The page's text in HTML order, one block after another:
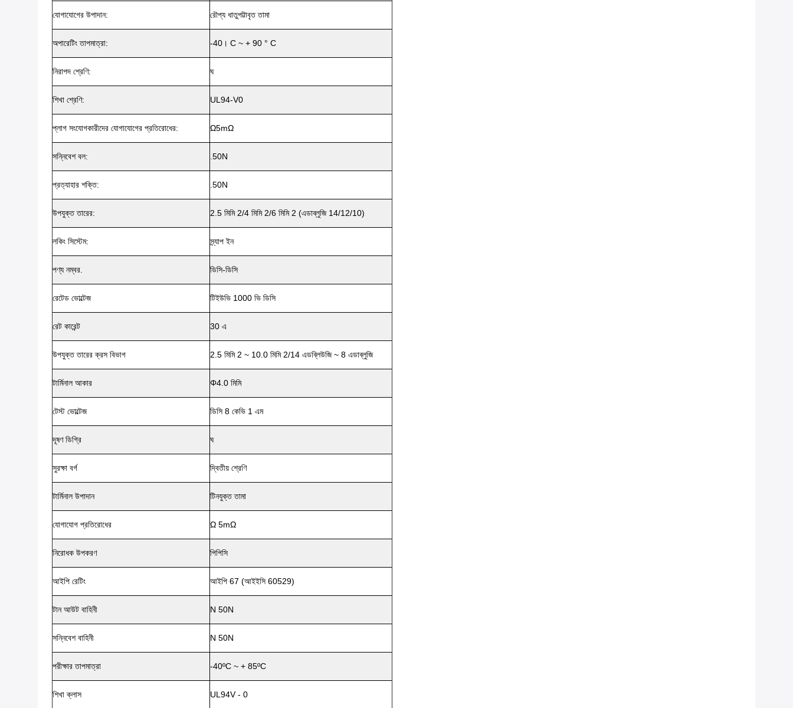
যোগাযোগের উপাদান: রৌপ্য ধাতুপট্টাবৃত তামা
অপারেটিং তাপমাত্রা: -40। C ~ + 90 ° C
নিরাপদ শ্রেণি: ঘ
শিখা শ্রেণি: UL94-V0
প্লাগ সংযোগকারীদের যোগাযোগের প্রতিরোধের: Ω5mΩ
সন্নিবেশ বল: .50N
প্রত্যাহার শক্তি: .50N
উপযুক্ত তারের: 2.5 মিমি 2/4 মিমি 2/6 মিমি 2 (এডাব্লুজি 14/12/10)
লকিং সিস্টেম: স্ন্যাপ ইন
পণ্য নম্বর. ডিসি-ডিসি
রেটেড ভোল্টেজ টিইউভি 1000 ভি ডিসি
রেট কারেন্ট 30 এ
উপযুক্ত তারের ক্রস বিভাগ 2.5 মিমি 2 ~ 10.0 মিমি 2/14 এডব্লিউজি ~ 8 এডাব্লুজি
টার্মিনাল আকার Φ4.0 মিমি
টেস্ট ভোল্টেজ ডিসি 8 কেভি 1 এম
দূষণ ডিগ্রি ঘ
সুরক্ষা বর্গ দ্বিতীয় শ্রেণি
টার্মিনাল উপাদান টিনযুক্ত তামা
যোগাযোগ প্রতিরোধের Ω 5mΩ
নিরোধক উপকরণ পিপিসি
আইপি রেটিং আইপি 67 (আইইসি 60529)
টান আউট বাহিনী N 50N
সন্নিবেশ বাহিনী N 50N
পরীক্ষার তাপমাত্রা -40ºC ~ + 85ºC
শিখা ক্লাস UL94V - 0